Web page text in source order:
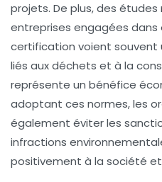
projets. De plus, des
entreprises engagées
certification voient souvent
liés aux déchets et à la
représente un bénéfice
adoptant ces normes, les
également éviter les
infractions
positivement à la société